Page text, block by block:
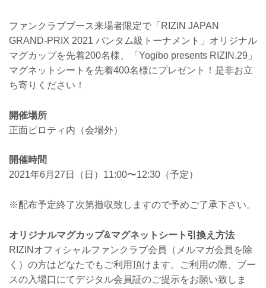
ファンクラブブース来場者限定で「RIZIN JAPAN
GRAND-PRIX 2021 バンタム級トーナメント」オリジナル
マグカップを先着200名様、「Yogibo presents RIZIN.29」
マグネットシートを先着400名様にプレゼント！是非お立
ち寄りください！
開催場所
正面ピロティ内（会場外）
開催時間
2021年6月27日（日）11:00〜12:30（予定）
※配布予定終了次第撤収致しますので予めご了承下さい。
オリジナルマグカップ&マグネットシート引換え方法
RIZINオフィシャルファンクラブ会員（メルマガ会員を除
く）の方はどなたでもご利用頂けます。ご利用の際、ブー
スの入場口にてデジタル会員証のご提示をお願い致しま